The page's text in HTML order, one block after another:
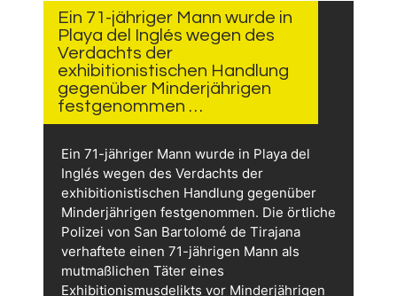
AGO
Ein 71-jähriger Mann wurde in
Playa del Inglés wegen des
Verdachts der
exhibitionistischen Handlung
gegenüber Minderjährigen
festgenommen …
Ein 71-jähriger Mann wurde in Playa del
Inglés wegen des Verdachts der
exhibitionistischen Handlung gegenüber
Minderjährigen festgenommen. Die örtliche
Polizei von San Bartolomé de Tirajana
verhaftete einen 71-jährigen Mann als
mutmaßlichen Täter eines
Exhibitionismusdelikts vor Minderjährigen